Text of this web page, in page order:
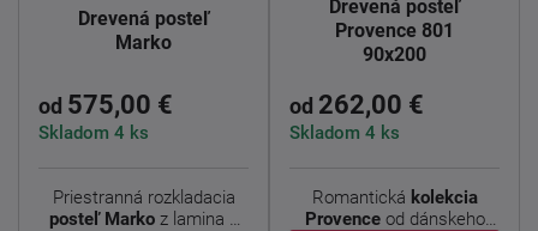
Drevená posteľ
Marko
od 575,00 €
Skladom 4 ks
Priestranná rozkladacia
posteľ Markoz lamina s
Drevená posteľ
Provence 801
90x200
od 262,00 €
Skladom 4 ks
Romantická kolekcia
Provenceod dánskeho